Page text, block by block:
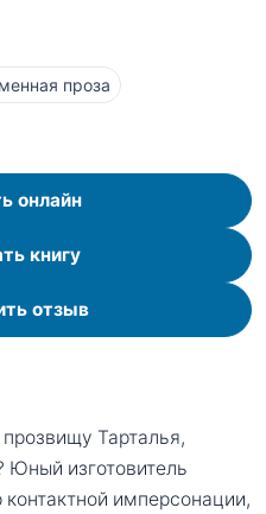
проза
онлайн
книгу
отзыв
Тарталья,
Юный изготовитель
имперсонации,